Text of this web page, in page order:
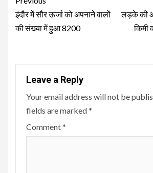
Reading
इंदौर में सौर ऊर्जा को अपनाने वालों
की संख्या में हुआ 8200
लड़के की
किमी
Leave a Reply
Your email address will not be
fields are marked*
Comment*